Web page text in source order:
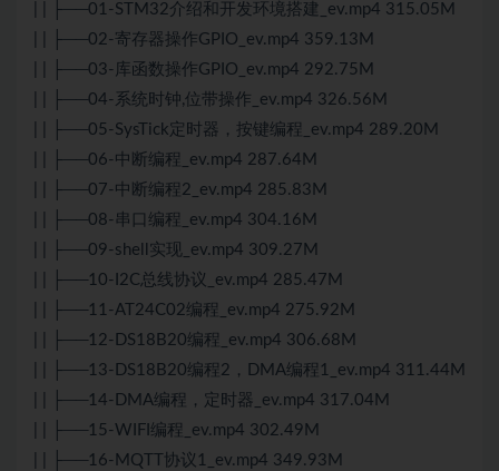
| | ├──01-STM32介绍和开发环境搭建_ev.mp4 315.05M
| | ├──02-寄存器操作GPIO_ev.mp4 359.13M
| | ├──03-库函数操作GPIO_ev.mp4 292.75M
| | ├──04-系统时钟,位带操作_ev.mp4 326.56M
| | ├──05-SysTick定时器，按键编程_ev.mp4 289.20M
| | ├──06-中断编程_ev.mp4 287.64M
| | ├──07-中断编程2_ev.mp4 285.83M
| | ├──08-串口编程_ev.mp4 304.16M
| | ├──09-shell实现_ev.mp4 309.27M
| | ├──10-I2C总线协议_ev.mp4 285.47M
| | ├──11-AT24C02编程_ev.mp4 275.92M
| | ├──12-DS18B20编程_ev.mp4 306.68M
| | ├──13-DS18B20编程2，DMA编程1_ev.mp4 311.44M
| | ├──14-DMA编程，定时器_ev.mp4 317.04M
| | ├──15-WIFI编程_ev.mp4 302.49M
| | ├──16-MQTT协议1_ev.mp4 349.93M